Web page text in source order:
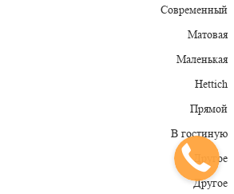
Современный
Матовая
Маленькая
Hettich
Прямой
В гостиную
Другое
Другое